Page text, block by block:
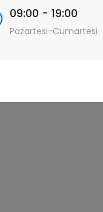
09:00 - 19:00
Pazartesi-Cumartesi